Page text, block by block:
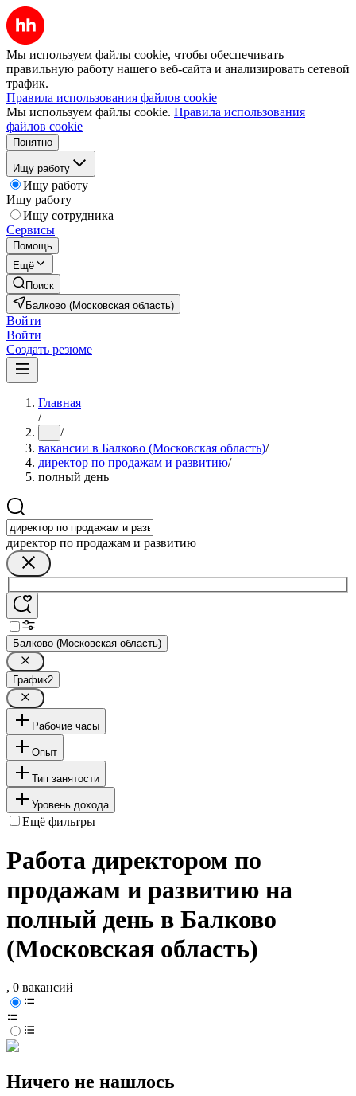
Мы используем файлы cookie, чтобы обеспечивать
правильную работу нашего веб-сайта и анализировать сетевой
трафик.
Правила использования файлов cookie
Мы используем файлы cookie. Правила использования
файлов cookie
Понятно
Ищу работу
Ищу работу
Ищу работу
Ищу сотрудника
Сервисы
Помощь
Ещё
Поиск
Балково (Московская область)
Войти
Войти
Создать резюме
Главная
/
... /
вакансии в Балково (Московская область)/
директор по продажам и развитию/
полный день
директор по продажам и развитию
Балково (Московская область)
График2
Рабочие часы
Опыт
Тип занятости
Уровень дохода
Ещё фильтры
Работа директором по
продажам и развитию на
полный день в Балково
(Московская область)
, 0 вакансий
Ничего не нашлось